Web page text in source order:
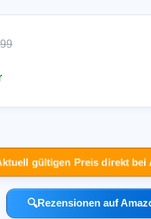
gültigen Preis direkt bei
🔍Rezensionen auf